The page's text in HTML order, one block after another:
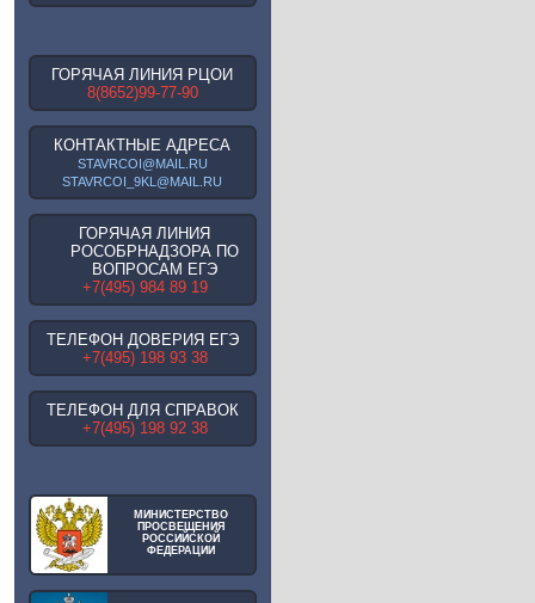
ГОРЯЧАЯ ЛИНИЯ РЦОИ
8(8652)99-77-90
КОНТАКТНЫЕ АДРЕСА
STAVRCOI@MAIL.RU
STAVRCOI_9KL@MAIL.RU
ГОРЯЧАЯ ЛИНИЯ
РОСОБРНАДЗОРА ПО
ВОПРОСАМ ЕГЭ
+7(495) 984 89 19
ТЕЛЕФОН ДОВЕРИЯ ЕГЭ
+7(495) 198 93 38
ТЕЛЕФОН ДЛЯ СПРАВОК
+7(495) 198 92 38
МИНИСТЕРСТВО
ПРОСВЕЩЕНИЯ
РОССИЙСКОЙ
ФЕДЕРАЦИИ